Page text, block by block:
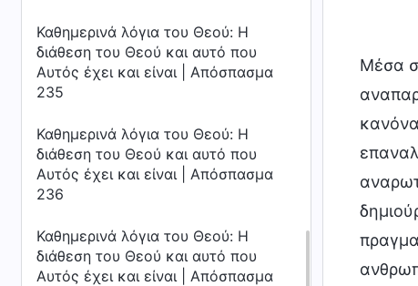
Καθημερινά λόγια του Θεού: Η
διάθεση του Θεού και αυτό που
Αυτός έχει και είναι | Απόσπασμα
235
Καθημερινά λόγια του Θεού: Η
διάθεση του Θεού και αυτό που
Αυτός έχει και είναι | Απόσπασμα
236
Καθημερινά λόγια του Θεού: Η
διάθεση του Θεού και αυτό που
Αυτός έχει και είναι | Απόσπασμα
Μέσα